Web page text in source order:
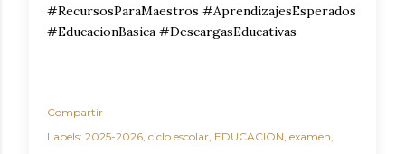
#RecursosParaMaestros #AprendizajesEsperados
#EducacionBasica #DescargasEducativas
Compartir
Labels: 2025-2026 ciclo escolar EDUCACION examen